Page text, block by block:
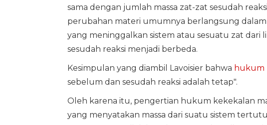
sama dengan jumlah massa zat-zat sesudah
perubahan materi umumnya berlangsung dalam
yang meninggalkan sistem atau sesuatu zat dari
sesudah reaksi menjadi berbeda.
Kesimpulan yang diambil Lavoisier bahwa hukum
sebelum dan sesudah reaksi adalah tetap".
Oleh karena itu, pengertian hukum kekekalan
yang menyatakan massa dari suatu sistem